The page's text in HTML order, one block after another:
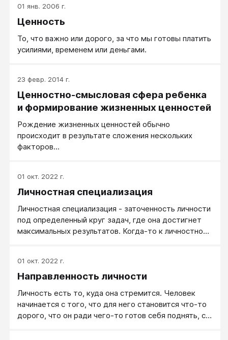
01 янв. 2006 г.
Ценность
То, что важно или дорого, за что мы готовы платить
усилиями, временем или деньгами.
23 февр. 2014 г.
Ценностно-смысловая сфера ребенка
и формирование жизненных ценностей
Рождение жизненных ценностей обычно
происходит в результате сложения нескольких
факторов...
01 окт. 2022 г.
Личностная специализация
Личностная специализация - заточенность личности
под определенный круг задач, где она достигнет
максимальных результатов. Когда-то к личностной
землю; когда востребованы бухгалтеры, дети
шахтеров идут учиться дебету и кредиту. Бывает,
человека против любых внешних обстоятельств:
если мальчик слышит звуки и мелодии, он будет
писать музыку, потому что этим дышит его душа.
01 окт. 2022 г.
Направленность личности
Личность есть то, куда она стремится. Человек
начинается с того, что для него становится что-то
дорого, что он ради чего-то готов себя поднять, с